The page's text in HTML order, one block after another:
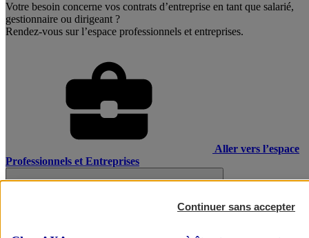
Votre besoin concerne vos contrats d’entreprise en tant que salarié,
gestionnaire ou dirigeant ?
Rendez-vous sur l’espace professionnels et entreprises.
Aller vers l’espace
Professionnels et Entreprises
Continuer sans accepter